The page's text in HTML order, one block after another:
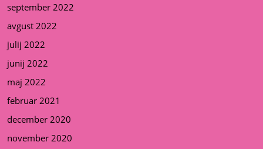
september 2022
avgust 2022
julij 2022
junij 2022
maj 2022
februar 2021
december 2020
november 2020